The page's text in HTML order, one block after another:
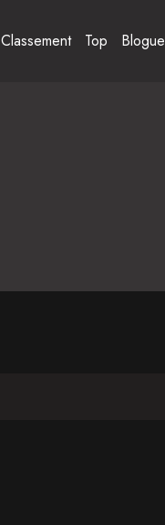
Classement Top Blogue